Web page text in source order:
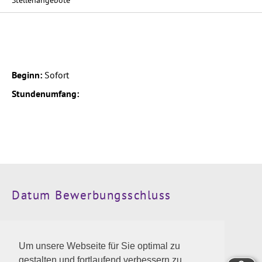
Um unsere Webseite für Sie optimal zu
gestalten und fortlaufend verbessern zu
Beginn: Sofort
Stundenumfang:
Datum Bewerbungsschluss
Wir freuen uns auf die Zusendung der Bewerbung an